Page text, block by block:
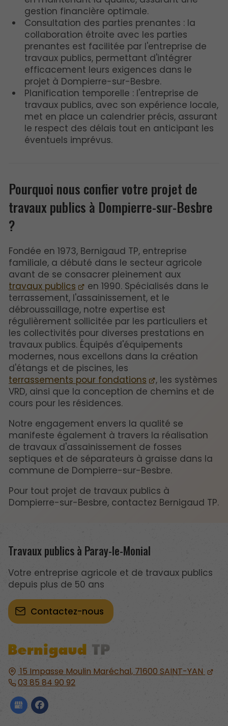
gestion financière optimale.
Consultation des parties prenantes : la
collaboration étroite avec les parties
prenantes est facilitée par l'entreprise de
travaux publics, permettant d'intégrer
efficacement leurs exigences dans le
projet à Dompierre-sur-Besbre.
Planification temporelle : l'entreprise de
travaux publics, avec son expérience locale,
met en place un calendrier précis, assurant
le respect des délais tout en anticipant les
éventuels imprévus.
Pourquoi nous confier votre projet de
travaux publics à Dompierre-sur-Besbre
?
Fondée en 1973, Bernigaud TP, entreprise
familiale, a débuté dans le secteur agricole
avant de se consacrer pleinement aux
travaux publics
en 1990. Spécialisés dans le
terrassement, l'assainissement, et le
débroussaillage, notre expertise est
régulièrement sollicitée par les particuliers et
les collectivités pour diverses prestations en
travaux publics. Équipés d'équipements
modernes, nous excellons dans la création
d'étangs et de piscines, les
terrassements pour fondations
, les systèmes
VRD, ainsi que la conception de chemins et de
cours pour les résidences.
Notre engagement envers la qualité se
manifeste également à travers la réalisation
de travaux d'assainissement de fosses
septiques et de séparateurs à graisse dans la
commune de Dompierre-sur-Besbre.
Pour tout projet de travaux publics à
Dompierre-sur-Besbre, contactez Bernigaud TP.
15 Impasse Moulin Maréchal, 71600 SAINT-YAN
03 85 84 90 92
Travaux publics à Paray-le-Monial
Votre entreprise agricole et de travaux publics
depuis plus de 50 ans
Contactez-nous